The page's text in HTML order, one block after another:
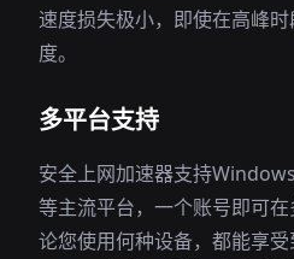
速度损失极小，即使在高峰
度。
多平台支持
安全上网加速器支持
等主流平台，一个账号即可
论您使用何种设备，都能享